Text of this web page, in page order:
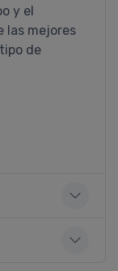
y el
las mejores
de